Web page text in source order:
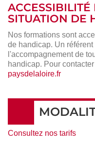
ACCESSIBILITÉ
SITUATION DE
Nos formations sont
de handicap. Un
l'accompagnement de
handicap. Pour
paysdelaloire.fr
Consultez nos tarifs